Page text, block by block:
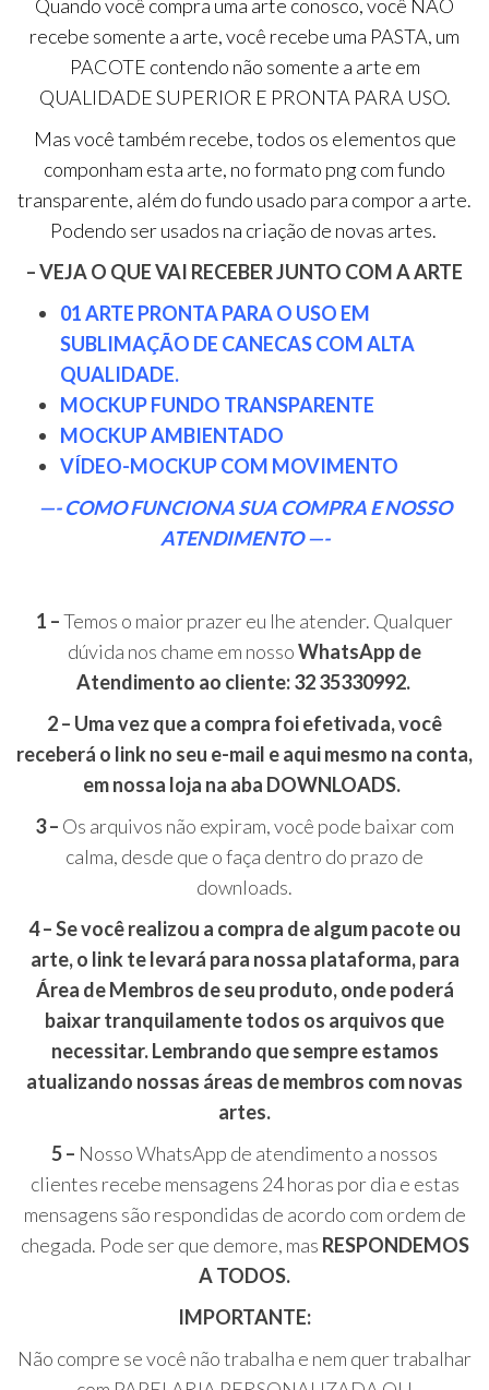
Quando você compra uma arte conosco, você NÃO
recebe somente a arte, você recebe uma PASTA, um
PACOTE contendo não somente a arte em
QUALIDADE SUPERIOR E PRONTA PARA USO.
Mas você também recebe, todos os elementos que
componham esta arte, no formato png com fundo
transparente, além do fundo usado para compor a arte.
Podendo ser usados na criação de novas artes.
– VEJA O QUE VAI RECEBER JUNTO COM A ARTE
01 ARTE PRONTA PARA O USO EM
SUBLIMAÇÃO DE CANECAS COM ALTA
QUALIDADE.
MOCKUP FUNDO TRANSPARENTE
MOCKUP AMBIENTADO
VÍDEO-MOCKUP COM MOVIMENTO
—- COMO FUNCIONA SUA COMPRA E NOSSO
ATENDIMENTO —-
1 –Temos o maior prazer eu lhe atender. Qualquer
dúvida nos chame em nossoWhatsApp de
Atendimento ao cliente: 32 35330992.
2 – Uma vez que a compra foi efetivada, você
receberá o link no seu e-mail e aqui mesmo na conta,
em nossa loja na aba DOWNLOADS.
3 – Os arquivos não expiram, você pode baixar com
calma, desde que o faça dentro do prazo de
downloads.
4 –Se você realizou a compra de algum pacote ou
arte, o link te levará para nossa plataforma, para
Área de Membros de seu produto, onde poderá
baixar tranquilamente todos os arquivos que
necessitar. Lembrando que sempre estamos
atualizando nossas áreas de membros com novas
artes.
5 – Nosso WhatsApp de atendimento a nossos
clientes recebe mensagens 24 horas por dia e estas
mensagens são respondidas de acordo com ordem de
chegada. Pode ser que demore, mas RESPONDEMOS
A TODOS.
IMPORTANTE:
Não compre se você não trabalha e nem quer trabalhar